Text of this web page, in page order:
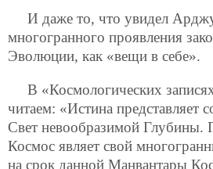
И даже то, что увидел
многогранного проявления
Эволюции, как «вещи в себе».
В «Космологических
читаем: «Истина представляет
Свет невообразимой Глубины.
Космос являет свой
на срок данной Манвантары